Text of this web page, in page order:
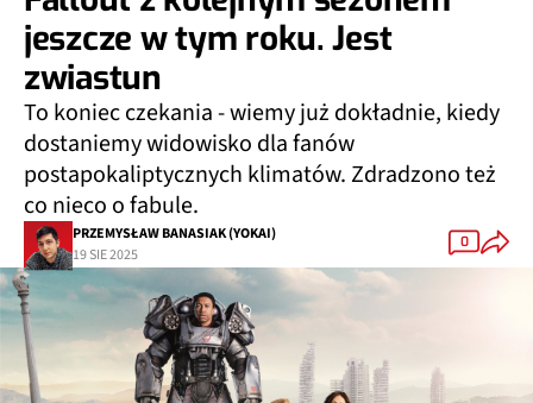
jeszcze w tym roku. Jest
zwiastun
To koniec czekania - wiemy już dokładnie, kiedy
dostaniemy widowisko dla fanów
postapokaliptycznych klimatów. Zdradzono też
co nieco o fabule.
PRZEMYSŁAW BANASIAK (YOKAI)
19 SIE 2025
0